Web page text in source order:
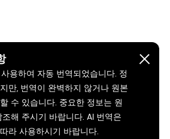
용하여 자동 번역되었습니다. 정
만, 번역이 완벽하지 않거나 원본
수 있습니다. 중요한 정보는 원
해 주시기 바랍니다. AI 번역은
라 사용하시기 바랍니다.